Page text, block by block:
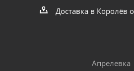
Доставка в Королёв
Апрелевка